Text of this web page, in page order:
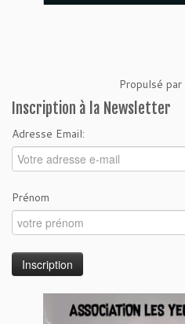
Propulsé par
Inscription à la Newsletter
Adresse Email:
Prénom